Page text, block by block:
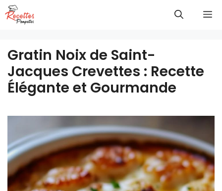
Aller
au
Gratin Noix de Saint-
Jacques Crevettes : Recette
Élégante et Gourmande